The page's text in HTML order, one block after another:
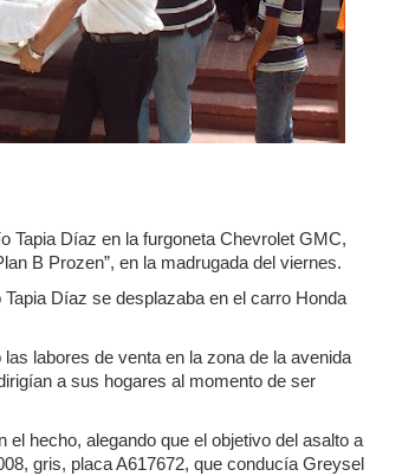
Tapia Díaz en la furgoneta Chevrolet GMC,
B Prozen”, en la madrugada del viernes.
Díaz se desplazaba en el carro Honda
labores de venta en la zona de la avenida
a sus hogares al momento de ser
hecho, alegando que el objetivo del asalto a
gris, placa A617672, que conducía Greysel